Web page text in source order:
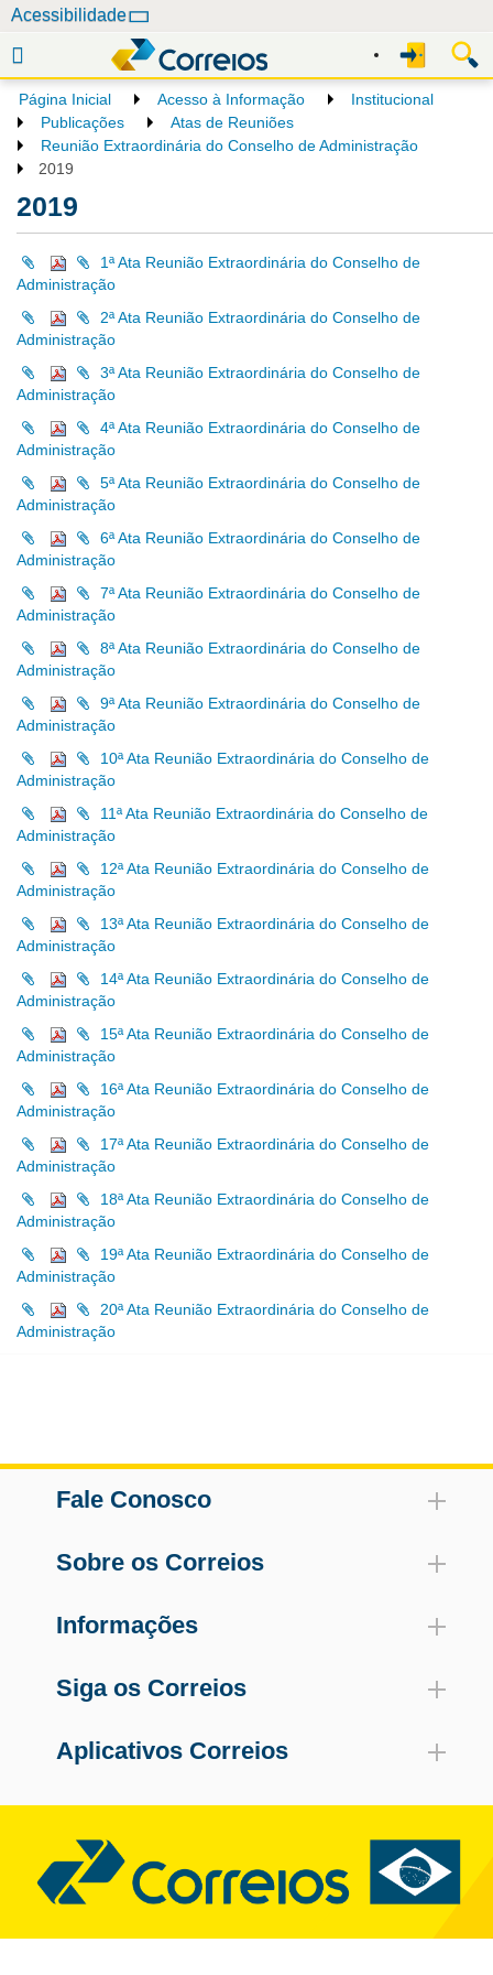
Acessibilidade
Página Inicial Acesso à Informação
Institucional
Publicações
Atas de Reuniões
Reunião Extraordinária do Conselho de Administração
2019
2019
1ª Ata Reunião Extraordinária do Conselho de
Administração
2ª Ata Reunião Extraordinária do Conselho de
Administração
3ª Ata Reunião Extraordinária do Conselho de
Administração
4ª Ata Reunião Extraordinária do Conselho de
Administração
5ª Ata Reunião Extraordinária do Conselho de
Administração
6ª Ata Reunião Extraordinária do Conselho de
Administração
7ª Ata Reunião Extraordinária do Conselho de
Administração
8ª Ata Reunião Extraordinária do Conselho de
Administração
9ª Ata Reunião Extraordinária do Conselho de
Administração
10ª Ata Reunião Extraordinária do Conselho de
Administração
11ª Ata Reunião Extraordinária do Conselho de
Administração
12ª Ata Reunião Extraordinária do Conselho de
Administração
13ª Ata Reunião Extraordinária do Conselho de
Administração
14ª Ata Reunião Extraordinária do Conselho de
Administração
15ª Ata Reunião Extraordinária do Conselho de
Administração
16ª Ata Reunião Extraordinária do Conselho de
Administração
17ª Ata Reunião Extraordinária do Conselho de
Administração
18ª Ata Reunião Extraordinária do Conselho de
Administração
19ª Ata Reunião Extraordinária do Conselho de
Administração
20ª Ata Reunião Extraordinária do Conselho de
Administração
Fale Conosco
Sobre os Correios
Informações
Siga os Correios
Aplicativos Correios